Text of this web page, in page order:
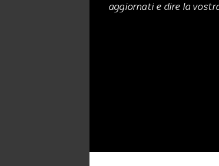
aggiornati e dire la